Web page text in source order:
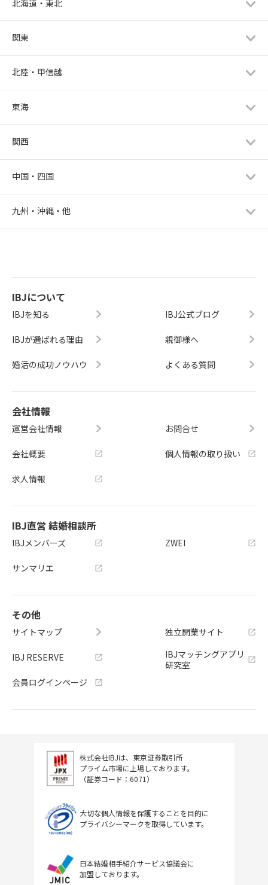
北海道・東北
関東
北陸・甲信越
東海
関西
中国・四国
九州・沖縄・他
IBJについて
IBJを知る
IBJが選ばれる理由
婚活の成功ノウハウ
IBJ公式ブログ
親御様へ
よくある質問
会社情報
運営会社情報
会社概要
求人情報
お問合せ
個人情報の取り扱い
IBJ直営 結婚相談所
IBJメンバーズ
サンマリエ
ZWEI
その他
サイトマップ
IBJ RESERVE
会員ログインページ
独立開業サイト
IBJマッチングアプリ
研究室
株式会社IBJは、東京証券取引所
プライム市場に上場しております。
（証券コード：6071）
大切な個人情報を保護することを目的に
プライバシーマークを取得しています。
日本結婚相手紹介サービス協議会に
加盟しております。